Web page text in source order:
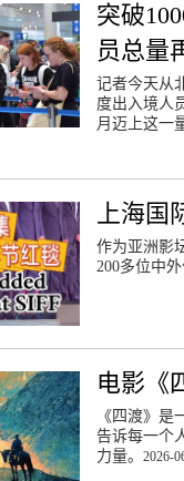
突破
员总量
记者今天从
度出入境人
月迈上这一
上海
作为亚洲影
200多位中
电影《
《四渡》
告诉每一个
力量。2026-